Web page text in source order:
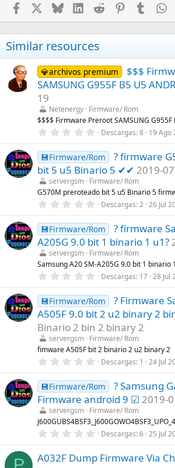
Facebook BlueskyLinkedInReddit PinterestTumblr
Similar resources
💎archivos premium
$$$
SAMSUNG G955F B5 U5
19
Netenergy Firmware/ Rom
$$$$ Firmware Preroot SAMSUNG G955F
0
0
0
e
s
t
r
e
l
a
(
s
)
Descargas 8 19 Ago
💾Firmware/Rom
? firmware
bit 5 u5 Binario 5 ✔✔ 2019-
servergsm Firmware/ Rom
G570M preroteado bit 5 u5 Binario 5
0
0
0
e
s
t
r
e
l
a
(
s
)
Descargas 2 26 Jul
💾Firmware/Rom
? firmware
A205G 9.0 bit 1 binario 1 u1?
servergsm Firmware/ Rom
Samsung A20 SM-A205G 9.0 bit 1 binario
0
0
0
e
s
e
l
a
(
s
)
Descargas 17 28 Jul
💾Firmware/Rom
? Firmware
A505F 9.0 bit 2 u2 binary 2
Binario 2 bin 2 binary 2
servergsm Firmware/ Rom
fimware A505F bit 2 binario 2 u2 binary 2
0
0
0
e
s
t
r
e
l
(
Descargas 1 24 Jul
💾Firmware/Rom
? Samsung
Firmware android 9 ☑ 2019-
servergsm Firmware/ Rom
0
0
0
e
Descargas 6 25 Jul
A032F Dump Firmware Via